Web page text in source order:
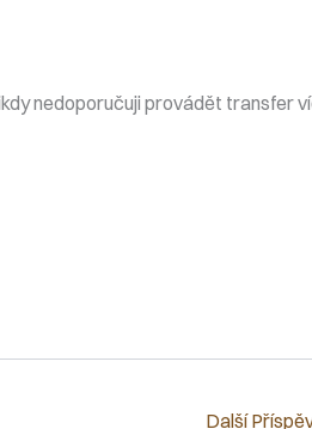
nedoporučuji provádět transfer
Další